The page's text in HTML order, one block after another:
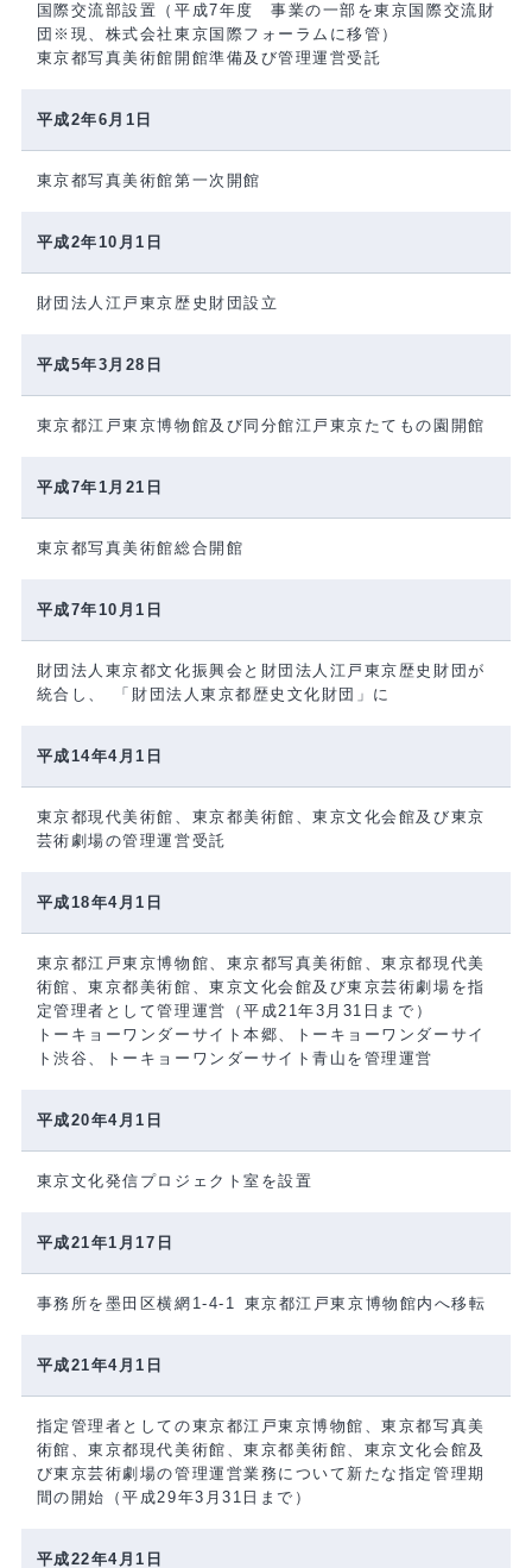
国際交流部設置（平成7年度 事業の一部を東京国際交流財
団※現、株式会社東京国際フォーラムに移管）
東京都写真美術館開館準備及び管理運営受託
平成2年6月1日
東京都写真美術館第一次開館
平成2年10月1日
財団法人江戸東京歴史財団設立
平成5年3月28日
東京都江戸東京博物館及び同分館江戸東京たてもの園開館
平成7年1月21日
東京都写真美術館総合開館
平成7年10月1日
財団法人東京都文化振興会と財団法人江戸東京歴史財団が
統合し、 「財団法人東京都歴史文化財団」に
平成14年4月1日
東京都現代美術館、東京都美術館、東京文化会館及び東京
芸術劇場の管理運営受託
平成18年4月1日
東京都江戸東京博物館、東京都写真美術館、東京都現代美
術館、東京都美術館、東京文化会館及び東京芸術劇場を指
定管理者として管理運営（平成21年3月31日まで）
トーキョーワンダーサイト本郷、トーキョーワンダーサイ
ト渋谷、トーキョーワンダーサイト青山を管理運営
平成20年4月1日
東京文化発信プロジェクト室を設置
平成21年1月17日
事務所を墨田区横網1-4-1 東京都江戸東京博物館内へ移転
平成21年4月1日
指定管理者としての東京都江戸東京博物館、東京都写真美
術館、東京都現代美術館、東京都美術館、東京文化会館及
び東京芸術劇場の管理運営業務について新たな指定管理期
間の開始（平成29年3月31日まで）
平成22年4月1日